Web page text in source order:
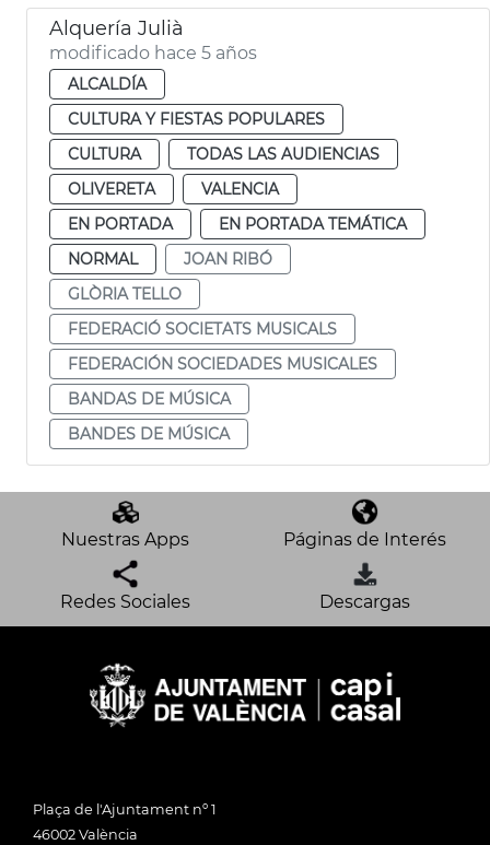
Alquería Julià
modificado hace 5 años
ALCALDÍA
CULTURA Y FIESTAS POPULARES
CULTURA
TODAS LAS AUDIENCIAS
OLIVERETA
VALENCIA
EN PORTADA
EN PORTADA TEMÁTICA
NORMAL
JOAN RIBÓ
GLÒRIA TELLO
FEDERACIÓ SOCIETATS MUSICALS
FEDERACIÓN SOCIEDADES MUSICALES
BANDAS DE MÚSICA
BANDES DE MÚSICA
Nuestras Apps Páginas de Interés
Redes Sociales Descargas
Plaça de l'Ajuntament nº 1
46002 València